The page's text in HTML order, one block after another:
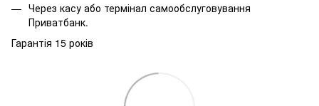
Через касу або термінал самообслуговування
Приватбанк.
Гарантія 15 років